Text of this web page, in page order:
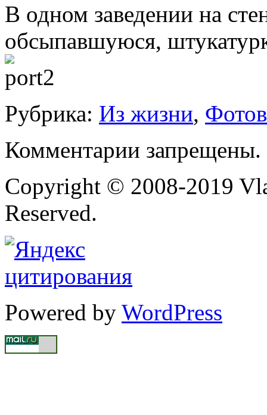
В одном заведении на
обсыпавшуюся,
Рубрика: Из жизни,
Комментарии запрещены.
Copyright © 2008-2019
Reserved.
Powered by WordPress